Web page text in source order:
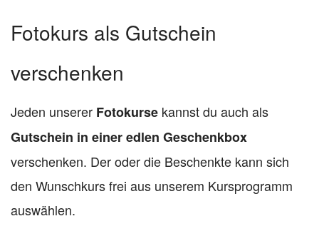
Fotokurs als Gutschein
verschenken
Jeden unserer Fotokurse kannst du auch als
Gutschein in einer edlen Geschenkbox
verschenken. Der oder die Beschenkte kann sich
den Wunschkurs frei aus unserem Kursprogramm
auswählen.